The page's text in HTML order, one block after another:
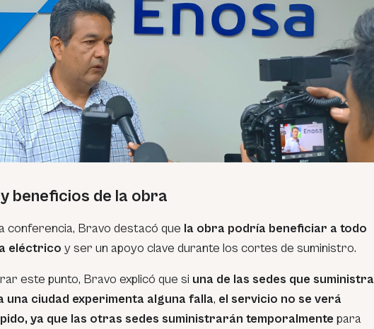
beneficios de la obra
conferencia, Bravo destacó que la obra podría beneficiar a todo
eléctrico y ser un apoyo clave durante los cortes de suministro.
este punto, Bravo explicó que si una de las sedes que suministra
una ciudad experimenta alguna falla, el servicio no se verá
ya que las otras sedes suministrarán temporalmente para